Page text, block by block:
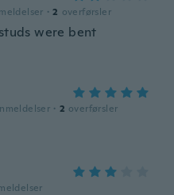
· 2 overførsler
were bent
· 2 overførsler